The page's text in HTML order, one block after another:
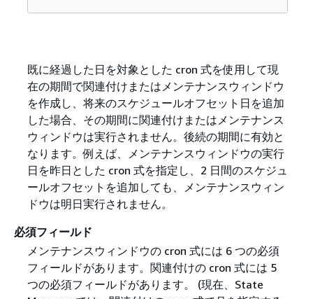
既に経過した日を対象とした cron 式を使用して現
在の期間で関連付けまたはメンテナンスウィンドウ
を作成し、将来のスケジュールオフセット日を追加
した場合、その期間に関連付けまたはメンテナンス
ウィンドウは実行されません。後続の期間に有効と
なります。例えば、メンテナンスウィンドウの実行
日を昨日とした cron 式を指定し、2 日間のスケジュ
ールオフセットを追加しても、メンテナンスウィン
ドウは明日実行されません。
必須フィールド
メンテナンスウィンドウの cron 式には 6 つの必須
フィールドがあります。関連付けの cron 式には 5
つの必須フィールドがあります。 (現在、State